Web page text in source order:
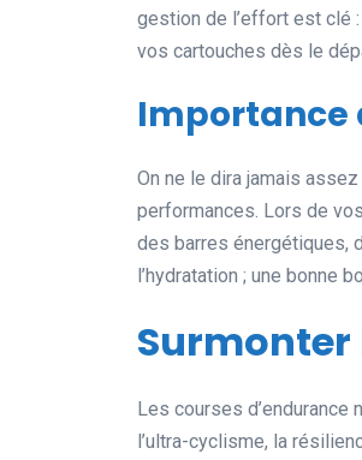
gestion de l’effort est clé
vos cartouches dès le
Importance
On ne le dira jamais
performances. Lors de vos
des barres énergétiques,
l’hydratation ; une bonne
Les courses
l’ultra-cyclisme, la